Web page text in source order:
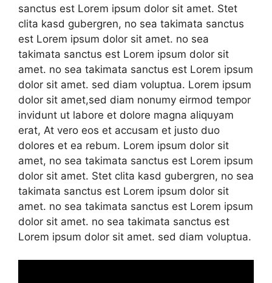
sanctus est Lorem ipsum dolor sit amet. Stet
clita kasd gubergren, no sea takimata sanctus
est Lorem ipsum dolor sit amet. no sea
takimata sanctus est Lorem ipsum dolor sit
amet. no sea takimata sanctus est Lorem ipsum
dolor sit amet. sed diam voluptua. Lorem ipsum
dolor sit amet,sed diam nonumy eirmod tempor
invidunt ut labore et dolore magna aliquyam
erat, At vero eos et accusam et justo duo
dolores et ea rebum. Lorem ipsum dolor sit
amet, no sea takimata sanctus est Lorem ipsum
dolor sit amet. Stet clita kasd gubergren, no sea
takimata sanctus est Lorem ipsum dolor sit
amet. no sea takimata sanctus est Lorem ipsum
dolor sit amet. no sea takimata sanctus est
Lorem ipsum dolor sit amet. sed diam voluptua.